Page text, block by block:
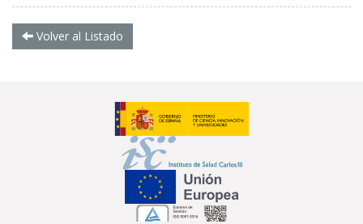
Volver al Listado